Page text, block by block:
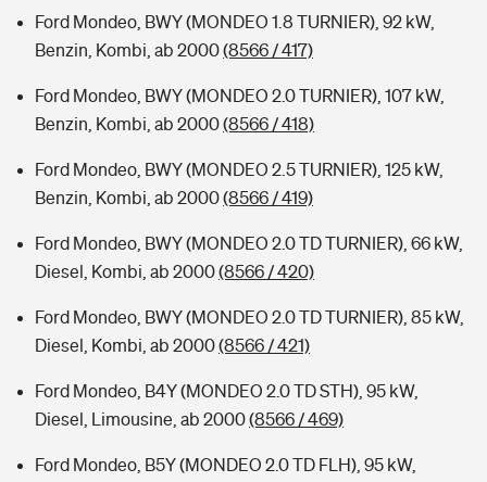
Ford Mondeo, BWY (MONDEO 1.8 TURNIER), 92 kW,
Benzin, Kombi, ab 2000(8566 / 417)
Ford Mondeo, BWY (MONDEO 2.0 TURNIER), 107 kW,
Benzin, Kombi, ab 2000(8566 / 418)
Ford Mondeo, BWY (MONDEO 2.5 TURNIER), 125 kW,
Benzin, Kombi, ab 2000(8566 / 419)
Ford Mondeo, BWY (MONDEO 2.0 TD TURNIER), 66 kW,
Diesel, Kombi, ab 2000(8566 / 420)
Ford Mondeo, BWY (MONDEO 2.0 TD TURNIER), 85 kW,
Diesel, Kombi, ab 2000(8566 / 421)
Ford Mondeo, B4Y (MONDEO 2.0 TD STH), 95 kW,
Diesel, Limousine, ab 2000(8566 / 469)
Ford Mondeo, B5Y (MONDEO 2.0 TD FLH), 95 kW,